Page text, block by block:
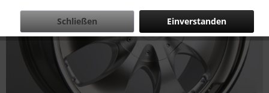
Einverstanden
Schließen